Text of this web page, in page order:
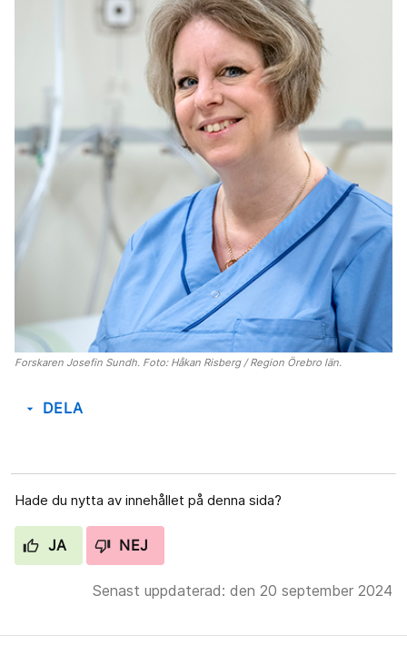
Forskaren Josefin Sundh. Foto: Håkan Risberg / Region Örebro län.
arrow_drop_down DELA
Hade du nytta av innehållet på denna sida?
JA NEJ
Senast uppdaterad: den 20 september 2024